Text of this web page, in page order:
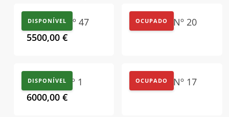
DISPONÍVEL
Outdoor Nº 47
5500,00 €
OCUPADO
Outdoor Nº 20
DISPONÍVEL
Empena Nº 1
6000,00 €
OCUPADO
Outdoor Nº 17